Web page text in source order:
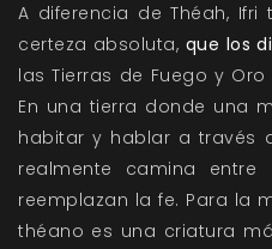
A diferencia de Théah,
certeza absoluta, que los
las Tierras de Fuego y
En una tierra donde una
habitar y hablar a través
realmente camina
reemplazan la fe. Para la
théano es una criatura